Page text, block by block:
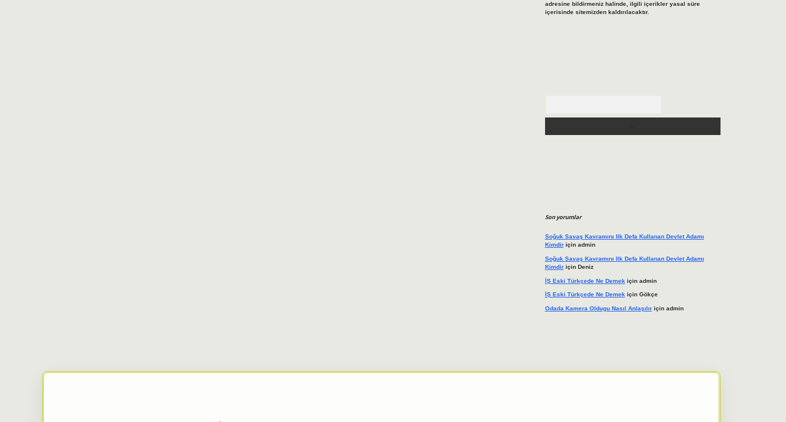
adresine bildirmeniz halinde, ilgili içerikler yasal süre
içerisinde sitemizden kaldırılacaktır.
Son yorumlar
Soğuk Savaş Kavramını Ilk Defa Kullanan Devlet Adamı
Kimdiriçin admin
Soğuk Savaş Kavramını Ilk Defa Kullanan Devlet Adamı
Kimdiriçin Deniz
İŞ Eski Türkçede Ne Demek için admin
İŞ Eski Türkçede Ne Demek için Gökçe
Odada Kamera Oldugu Nasıl Anlaşılıriçin admin